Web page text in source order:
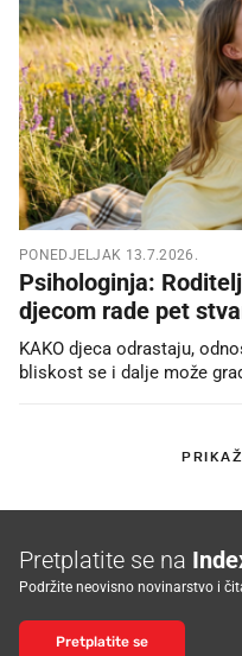
PONEDJELJAK 13.7.2026.
Psihologinja:
djecom rade pet
KAKO djeca odrastaju,
bliskost se i dalje može
Pretplatite se na
Podržite neovisno novinarstvo i
Pretplatite se